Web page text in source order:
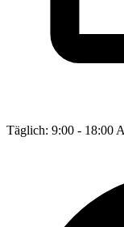
Täglich: 9:00 - 18:00